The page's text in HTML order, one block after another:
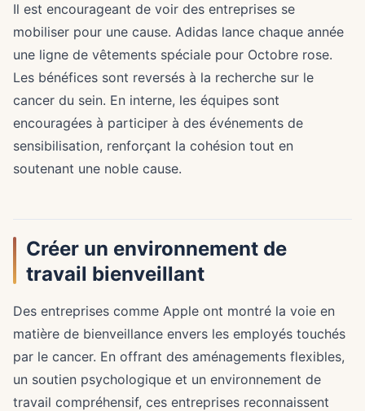
Il est encourageant de voir des entreprises se
mobiliser pour une cause. Adidas lance chaque année
une ligne de vêtements spéciale pour Octobre rose.
Les bénéfices sont reversés à la recherche sur le
cancer du sein. En interne, les équipes sont
encouragées à participer à des événements de
sensibilisation, renforçant la cohésion tout en
soutenant une noble cause.
Créer un environnement de
travail bienveillant
Des entreprises comme Apple ont montré la voie en
matière de bienveillance envers les employés touchés
par le cancer. En offrant des aménagements flexibles,
un soutien psychologique et un environnement de
travail compréhensif, ces entreprises reconnaissent